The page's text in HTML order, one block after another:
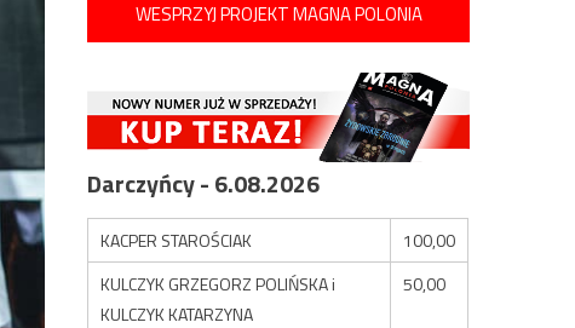
WESPRZYJ PROJEKT MAGNA POLONIA
Darczyńcy - 6.08.2026
KACPER STAROŚCIAK
100,00
KULCZYK GRZEGORZ POLIŃSKA i
KULCZYK KATARZYNA
50,00